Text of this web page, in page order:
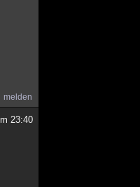
melden
23:40